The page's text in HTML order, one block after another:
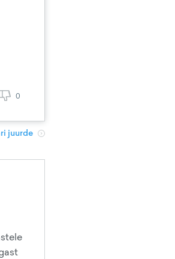
0
juurde